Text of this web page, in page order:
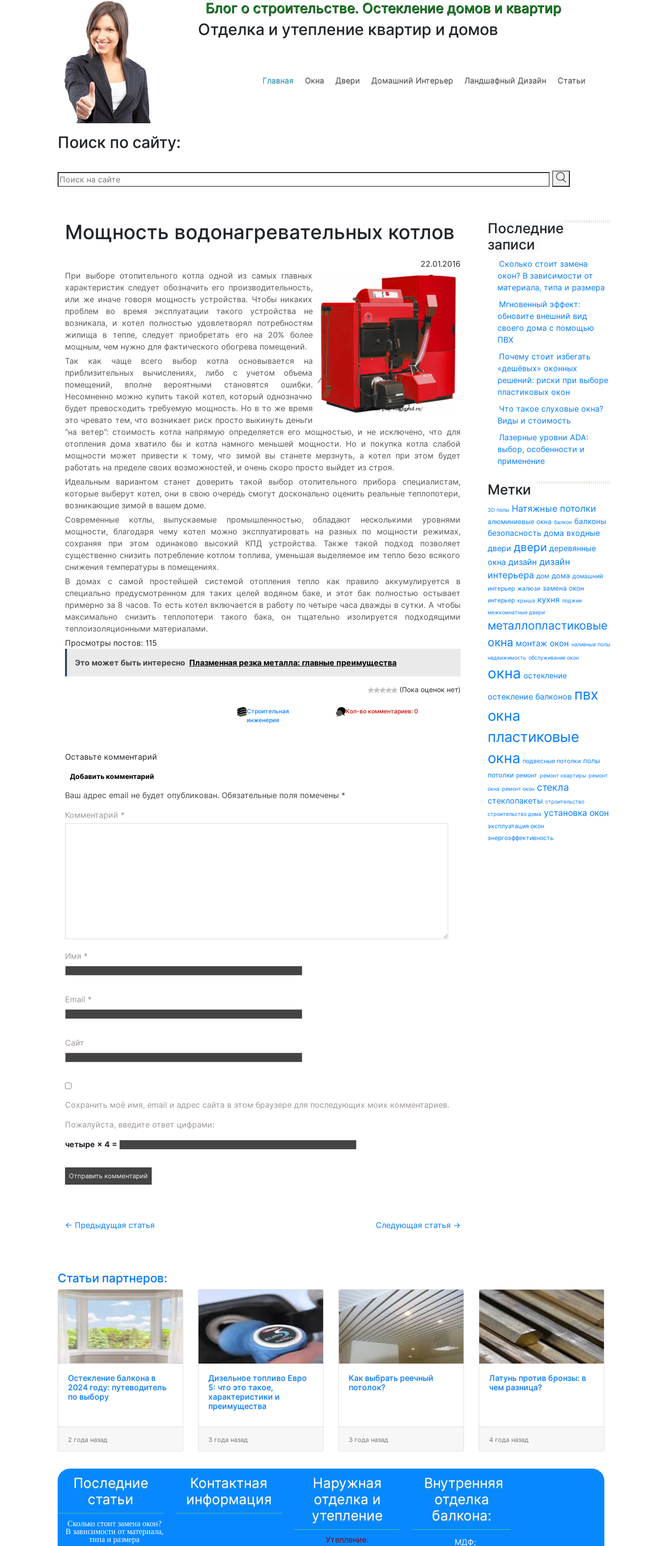
Блог о строительстве. Остекление домов и квартир
Отделка и утепление квартир и домов
Главная Окна Двери Домашний Интерьер Ландшафный Дизайн Статьи
Поиск по сайту:
Мощность водонагревательных котлов
22.01.2016
При выборе отопительного котла одной из самых главных
характеристик следует обозначить его производительность,
или же иначе говоря мощность устройства. Чтобы никаких
проблем во время эксплуатации такого устройства не
возникала, и котел полностью удовлетворял потребностям
жилища в тепле, следует приобретать его на 20% более
мощным, чем нужно для фактического обогрева помещений.
Так как чаще всего выбор котла основывается на
приблизительных вычислениях, либо с учетом объема
помещений, вполне вероятными становятся ошибки.
Несомненно можно купить такой котел, который однозначно
будет превосходить требуемую мощность. Но в то же время
это чревато тем, что возникает риск просто выкинуть деньги
“на ветер”: стоимость котла напрямую определяется его мощностью, и не исключено, что для
отопления дома хватило бы и котла намного меньшей мощности. Но и покупка котла слабой
мощности может привести к тому, что зимой вы станете мерзнуть, а котел при этом будет
работать на пределе своих возможностей, и очень скоро просто выйдет из строя.
Идеальным вариантом станет доверить такой выбор отопительного прибора специалистам,
которые выберут котел, они в свою очередь смогут досконально оценить реальные теплопотери,
возникающие зимой в вашем доме.
Современные котлы, выпускаемые промышленностью, обладают несколькими уровнями
мощности, благодаря чему котел можно эксплуатировать на разных по мощности режимах,
сохраняя при этом одинаково высокий КПД устройства. Также такой подход позволяет
существенно снизить потребление котлом топлива, уменьшая выделяемое им тепло безо всякого
снижения температуры в помещениях.
В домах с самой простейшей системой отопления тепло как правило аккумулируется в
специально предусмотренном для таких целей водяном баке, и этот бак полностью остывает
примерно за 8 часов. То есть котел включается в работу по четыре часа дважды в сутки. А чтобы
максимально снизить теплопотери такого бака, он тщательно изолируется подходящими
теплоизоляционными материалами.
Просмотры постов: 115
Это может быть интересно Плазменная резка металла: главные преимущества
(Пока оценок нет)
Строительная
инженерия
Кол-во комментариев: 0
Оставьте комментарий
Добавить комментарий
Ваш адрес email не будет опубликован. Обязательные поля помечены *
Комментарий *
Имя *
Email *
Сайт
Сохранить моё имя, email и адрес сайта в этом браузере для последующих моих комментариев.
Пожалуйста, введите ответ цифрами:
четыре × 4 =
← Предыдущая статья Следующая статья →
Последние
записи
Сколько стоит замена
окон? В зависимости от
материала, типа и размера
Мгновенный эффект:
обновите внешний вид
своего дома с помощью
ПВХ
Почему стоит избегать
«дешёвых» оконных
решений: риски при выборе
пластиковых окон
Что такое слуховые окна?
Виды и стоимость
Лазерные уровни ADA:
выбор, особенности и
применение
Метки
3D полы Натяжные потолки
алюминиевые окна балкон балконы
безопасность дома входные
двери двери деревянные
окна дизайн дизайн
интерьера дом дома домашний
интерьер жалюзи замена окон
интерьер крыша кухня лоджии
межкомнатные двери
металлопластиковые
окна монтаж окон наливные полы
недвижимость обслуживание окон
окна остекление
остекление балконов пвх
окна
пластиковые
окна подвесные потолки полы
потолки ремонт ремонт квартиры ремонт
окна ремонт окон стекла
стеклопакеты строительство
строительство дома установка окон
эксплуатация окон
энергоэффективность
Статьи партнеров:
Остекление балкона в
2024 году: путеводитель
по выбору
2 года назад
Дизельное топливо Евро
5: что это такое,
характеристики и
преимущества
3 года назад
Как выбрать реечный
потолок?
3 года назад
Латунь против бронзы: в
чем разница?
4 года назад
Последние
статьи
Сколько стоит замена окон?
В зависимости от материала,
типа и размера
Контактная
информация
Наружная
отделка и
утепление
Утепление:
Внутренняя
отделка
балкона:
МДФ;